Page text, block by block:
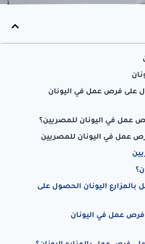
على فرص عمل في اليونان
عمل في اليونان للمصريين؟
عمل في اليونان للمصريين
اليونان الحصول على
فرص عمل في اليونان